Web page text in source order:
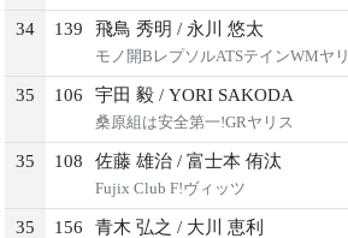
34 139 飛鳥 秀明 / 永川 悠太
モノ開BレプソルATSテインWMヤリス1
35 106 宇田 毅 / YORI SAKODA
桑原組は安全第一!GRヤリス
35 108 佐藤 雄治 / 富士本 侑汰
Fujix Club F!ヴィッツ
35 156 青木 弘之 / 大川 恵利